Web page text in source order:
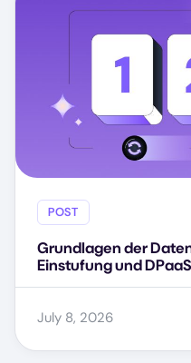
POST
Grundlagen der
Einstufung und
July 8, 2026